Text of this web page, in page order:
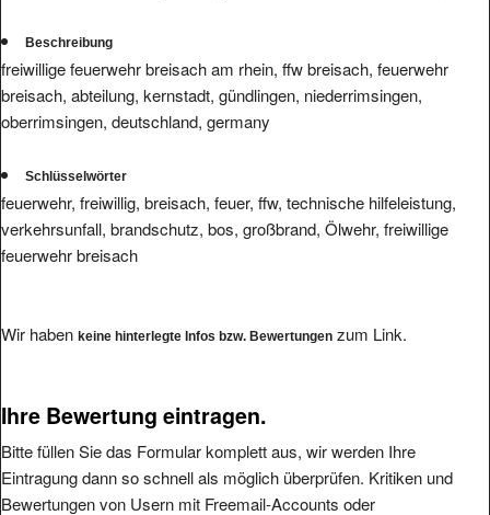
Beschreibung
freiwillige feuerwehr breisach am rhein, ffw breisach, feuerwehr
breisach, abteilung, kernstadt, gündlingen, niederrimsingen,
oberrimsingen, deutschland, germany
Schlüsselwörter
feuerwehr, freiwillig, breisach, feuer, ffw, technische hilfeleistung,
verkehrsunfall, brandschutz, bos, großbrand, Ölwehr, freiwillige
feuerwehr breisach
Wir haben keine hinterlegte Infos bzw. Bewertungen zum Link.
Ihre Bewertung eintragen.
Bitte füllen Sie das Formular komplett aus, wir werden Ihre
Eintragung dann so schnell als möglich überprüfen. Kritiken und
Bewertungen von Usern mit Freemail-Accounts oder